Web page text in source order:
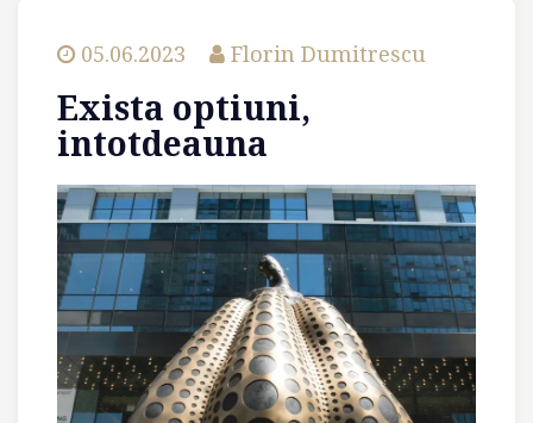
cheie
05.06.2023 Florin Dumitrescu
Exista optiuni,
intotdeauna